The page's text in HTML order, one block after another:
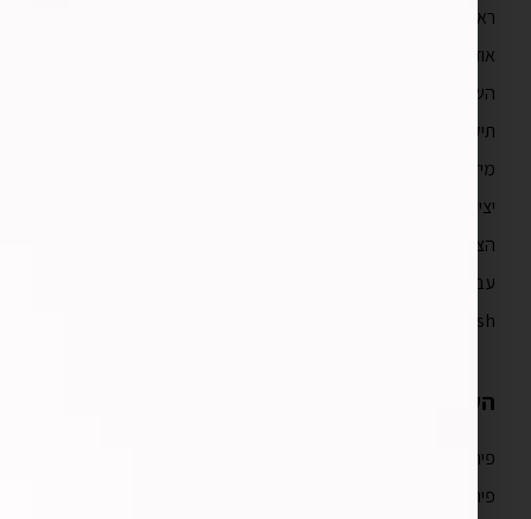
ראשי
אודות
השירותים שלנו
תיק עבודות
מידע מקצועי
יצירת קשר
הצהרת נגישות
עברית
English
השירותים שלנו
פיתוח אפליקציות לאייפון
פיתוח אפליקציות לאנדרואיד